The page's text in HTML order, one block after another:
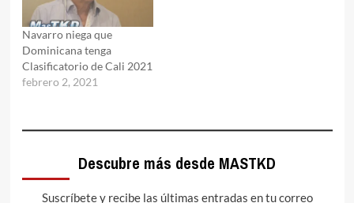
Navarro niega que
Dominicana tenga
Clasificatorio de Cali 2021
febrero 2, 2021
Descubre más desde MASTKD
Suscríbete y recibe las últimas entradas en tu correo